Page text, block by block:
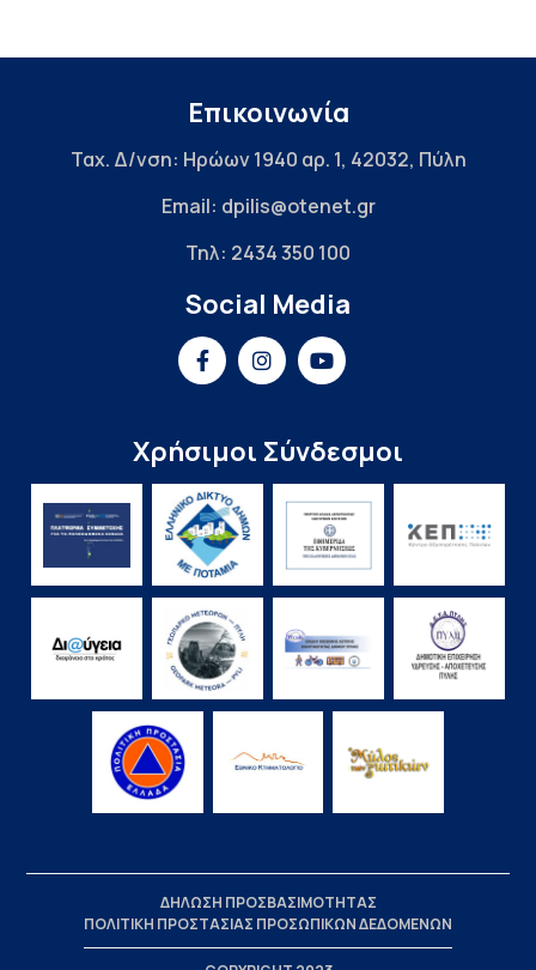
Επικοινωνία
Ταχ. Δ/νση: Ηρώων 1940 αρ. 1, 42032, Πύλη
Email: dpilis@otenet.gr
Τηλ: 2434 350 100
Social Media
Χρήσιμοι Σύνδεσμοι
ΔΗΛΩΣΗ ΠΡΟΣΒΑΣΙΜΟΤΗΤΑΣ
ΠΟΛΙΤΙΚΗ ΠΡΟΣΤΑΣΙΑΣ ΠΡΟΣΩΠΙΚΩΝ ΔΕΔΟΜΕΝΩΝ